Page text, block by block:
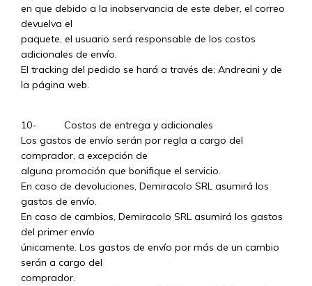
en que debido a la inobservancia de este deber, el correo
devuelva el
paquete, el usuario será responsable de los costos
adicionales de envío.
El tracking del pedido se hará a través de: Andreani y de
la página web.
10- Costos de entrega y adicionales
Los gastos de envío serán por regla a cargo del
comprador, a excepción de
alguna promoción que bonifique el servicio.
En caso de devoluciones, Demiracolo SRL asumirá los
gastos de envío.
En caso de cambios, Demiracolo SRL asumirá los gastos
del primer envío
únicamente. Los gastos de envío por más de un cambio
serán a cargo del
comprador.